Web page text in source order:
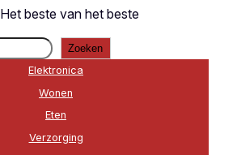
Het beste van het beste
Zoeken
Elektronica
Wonen
Eten
Verzorging